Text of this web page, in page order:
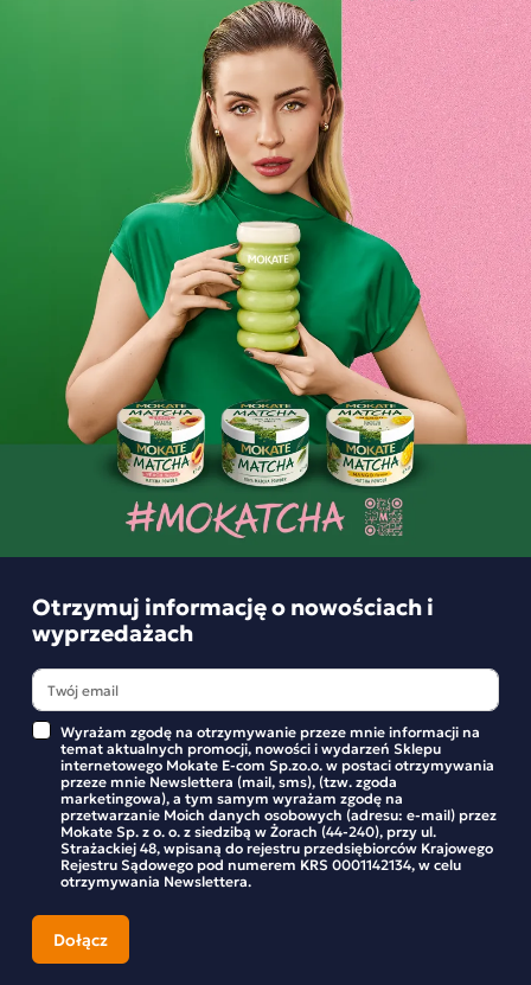
Kupiłeś ekspres i masz zamiar robić w nim pyszne kawy,
które do tej pory pijałeś tylko w kawiarniach? Jest to jak
najbardziej możliwe, jednak do tego procesu oprócz
ekspresu, potrzebna jest także
wysokiej jakości kawa, z
której ekspres będzie mógł wydobyć głębie smaku.
Starannie wyselekcjonowaneziarna sprawiają, że kawa ma
niezwykle wyrazisty smak, niemożliwy do osiągnięcia
poprzez zaparzenie zwykłej kawy z marketu. Kawy z naszej
oferty pochodzą z wielu zakątków świata. Dzięki ich
smakowi możesz przenieść się m.in. do Peru, Włoch czy
Kolumbii. Dzięki szerokiej ofercie każdy znajdzie u nas
odpowiednią dla siebie kawę i bez problemu dobierze jej
intensywność. Może wybrać kawę o
mocnym, wyrazistym
smaku lub wersję łagodną.
Mokate – wyjątkowy smak dla prawdziwych
miłośników kawy
Każdy miłośnik kawy doceni smak oferowanych przez nas
kaw. Pyszna kawa w domowym zaciszu w gronie rodziny i
znajomych – brzmi kusząco? Jeśli w Twojej kuchni stoi
ekspres, spożytkuj go w możliwie najlepszy sposób. Aby to
zrobić, będziesz potrzebował kawy z najwyższej półki.
Znajdziesz ją u nas! Zapoznaj się z naszym asortymentem i
wybierz kawę, która spełni wszystkie Twoje oczekiwania.
Masz już swoją ulubioną, a może chcesz spróbować nowego
smaku? Jest w czym wybierać. Jesteśmy pewni, że bez
Jesteśmyrodzinną firmą i mamy spore doświadczenie.
Kawa nie kryje przed nami żadnych tajemnic. Naszym
klientom oferujemy wyłącznie wysokiej klasy kawy, którymi
sami z chęcią się delektujemy. Jeśli jesteś kawoszem, na
pewno kawy z naszej oferty przypadną Ci do gustu, a jeśli
dopiero zaczynasz swoją przygodę z kawą, już na samym
początku postaw na produkty najwyższej jakości. Kawa
ziarnista do ekspresu? Kup ją w Mokate.
Kawy ziarniste do ekspresu – profesjonalna
jakość do domowego użytku
Kawa ziarnista przeznaczona do ekspresów kojarzy nam się
chciałby mieć w domu profesjonalnej kawy z wyrazistym
smakiem i aromatem? Idealnie nadaje się do użycia w
zaciszu domowym! Kawa ziarnista ze sklepu Mokate
Otrzymuj informację o nowościach i
wyprzedażach
Wyrażam zgodę na otrzymywanie przeze mnie informacji na
temat aktualnych promocji, nowości i wydarzeń Sklepu
internetowego Mokate E-com Sp.zo.o. w postaci otrzymywania
przeze mnie Newslettera (mail, sms), (tzw. zgoda
marketingowa), a tym samym wyrażam zgodę na
przetwarzanie Moich danych osobowych (adresu: e-mail) przez
Mokate Sp. z o. o. z siedzibą w Żorach (44-240), przy ul.
Strażackiej 48, wpisaną do rejestru przedsiębiorców Krajowego
Rejestru Sądowego pod numerem KRS 0001142134, w celu
otrzymywania Newslettera.